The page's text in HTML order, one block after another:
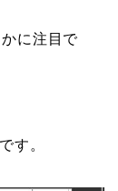
に注目で
す。